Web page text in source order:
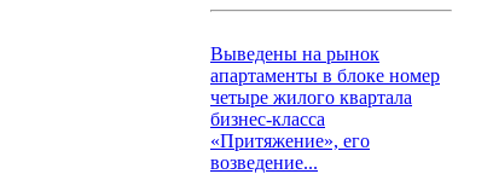
Выведены на рынок
апартаменты в блоке номер
четыре жилого квартала
бизнес-класса
«Притяжение», его
возведение...